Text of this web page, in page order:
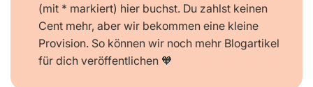
(mit * markiert) hier buchst. Du zahlst keinen
Cent mehr, aber wir bekommen eine kleine
Provision. So können wir noch mehr Blogartikel
für dich veröffentlichen 🧡